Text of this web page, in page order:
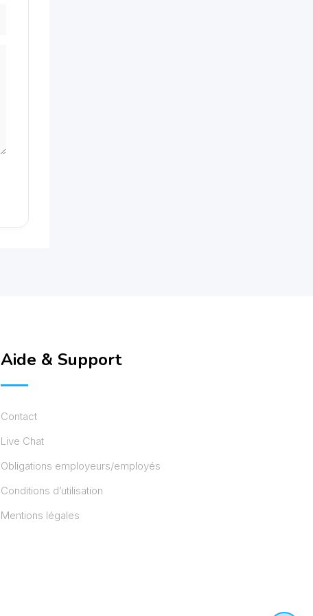
Aide & Support
Contact
Live Chat
Obligations employeurs/employés
Conditions d’utilisation
Mentions légales